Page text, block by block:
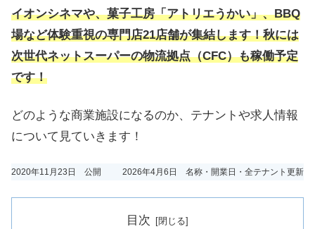
イオンシネマや、菓子工房「アトリエうかい」、BBQ
場など体験重視の専門店21店舗が集結します！秋には
次世代ネットスーパーの物流拠点（CFC）も稼働予定
です！
どのような商業施設になるのか、テナントや求人情報
について見ていきます！
2020年11月23日 公開 2026年4月6日 名称・開業日・全テナント更新
目次